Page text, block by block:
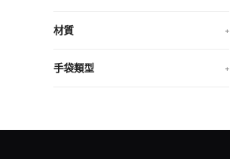
材質 +
手袋類型 +